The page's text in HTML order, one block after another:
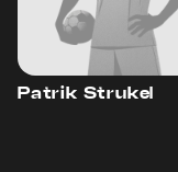
Patrik Strukel